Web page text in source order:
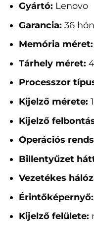
Gyártó: Lenovo
Garancia: 36
Memória méret:
Tárhely méret:
Processzor
Kijelző mérete:
Kijelző
Operációs
Billentyűzet
Vezetékes
Érintőképernyő:
Kijelző felülete: